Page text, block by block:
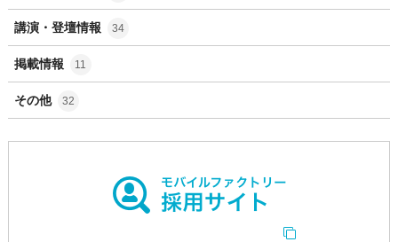
講演・登壇情報 34
掲載情報 11
その他 32